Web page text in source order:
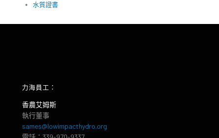
水質證書
力海員工：
香農艾姆斯
執行董事
sames@lowimpacthydro.org